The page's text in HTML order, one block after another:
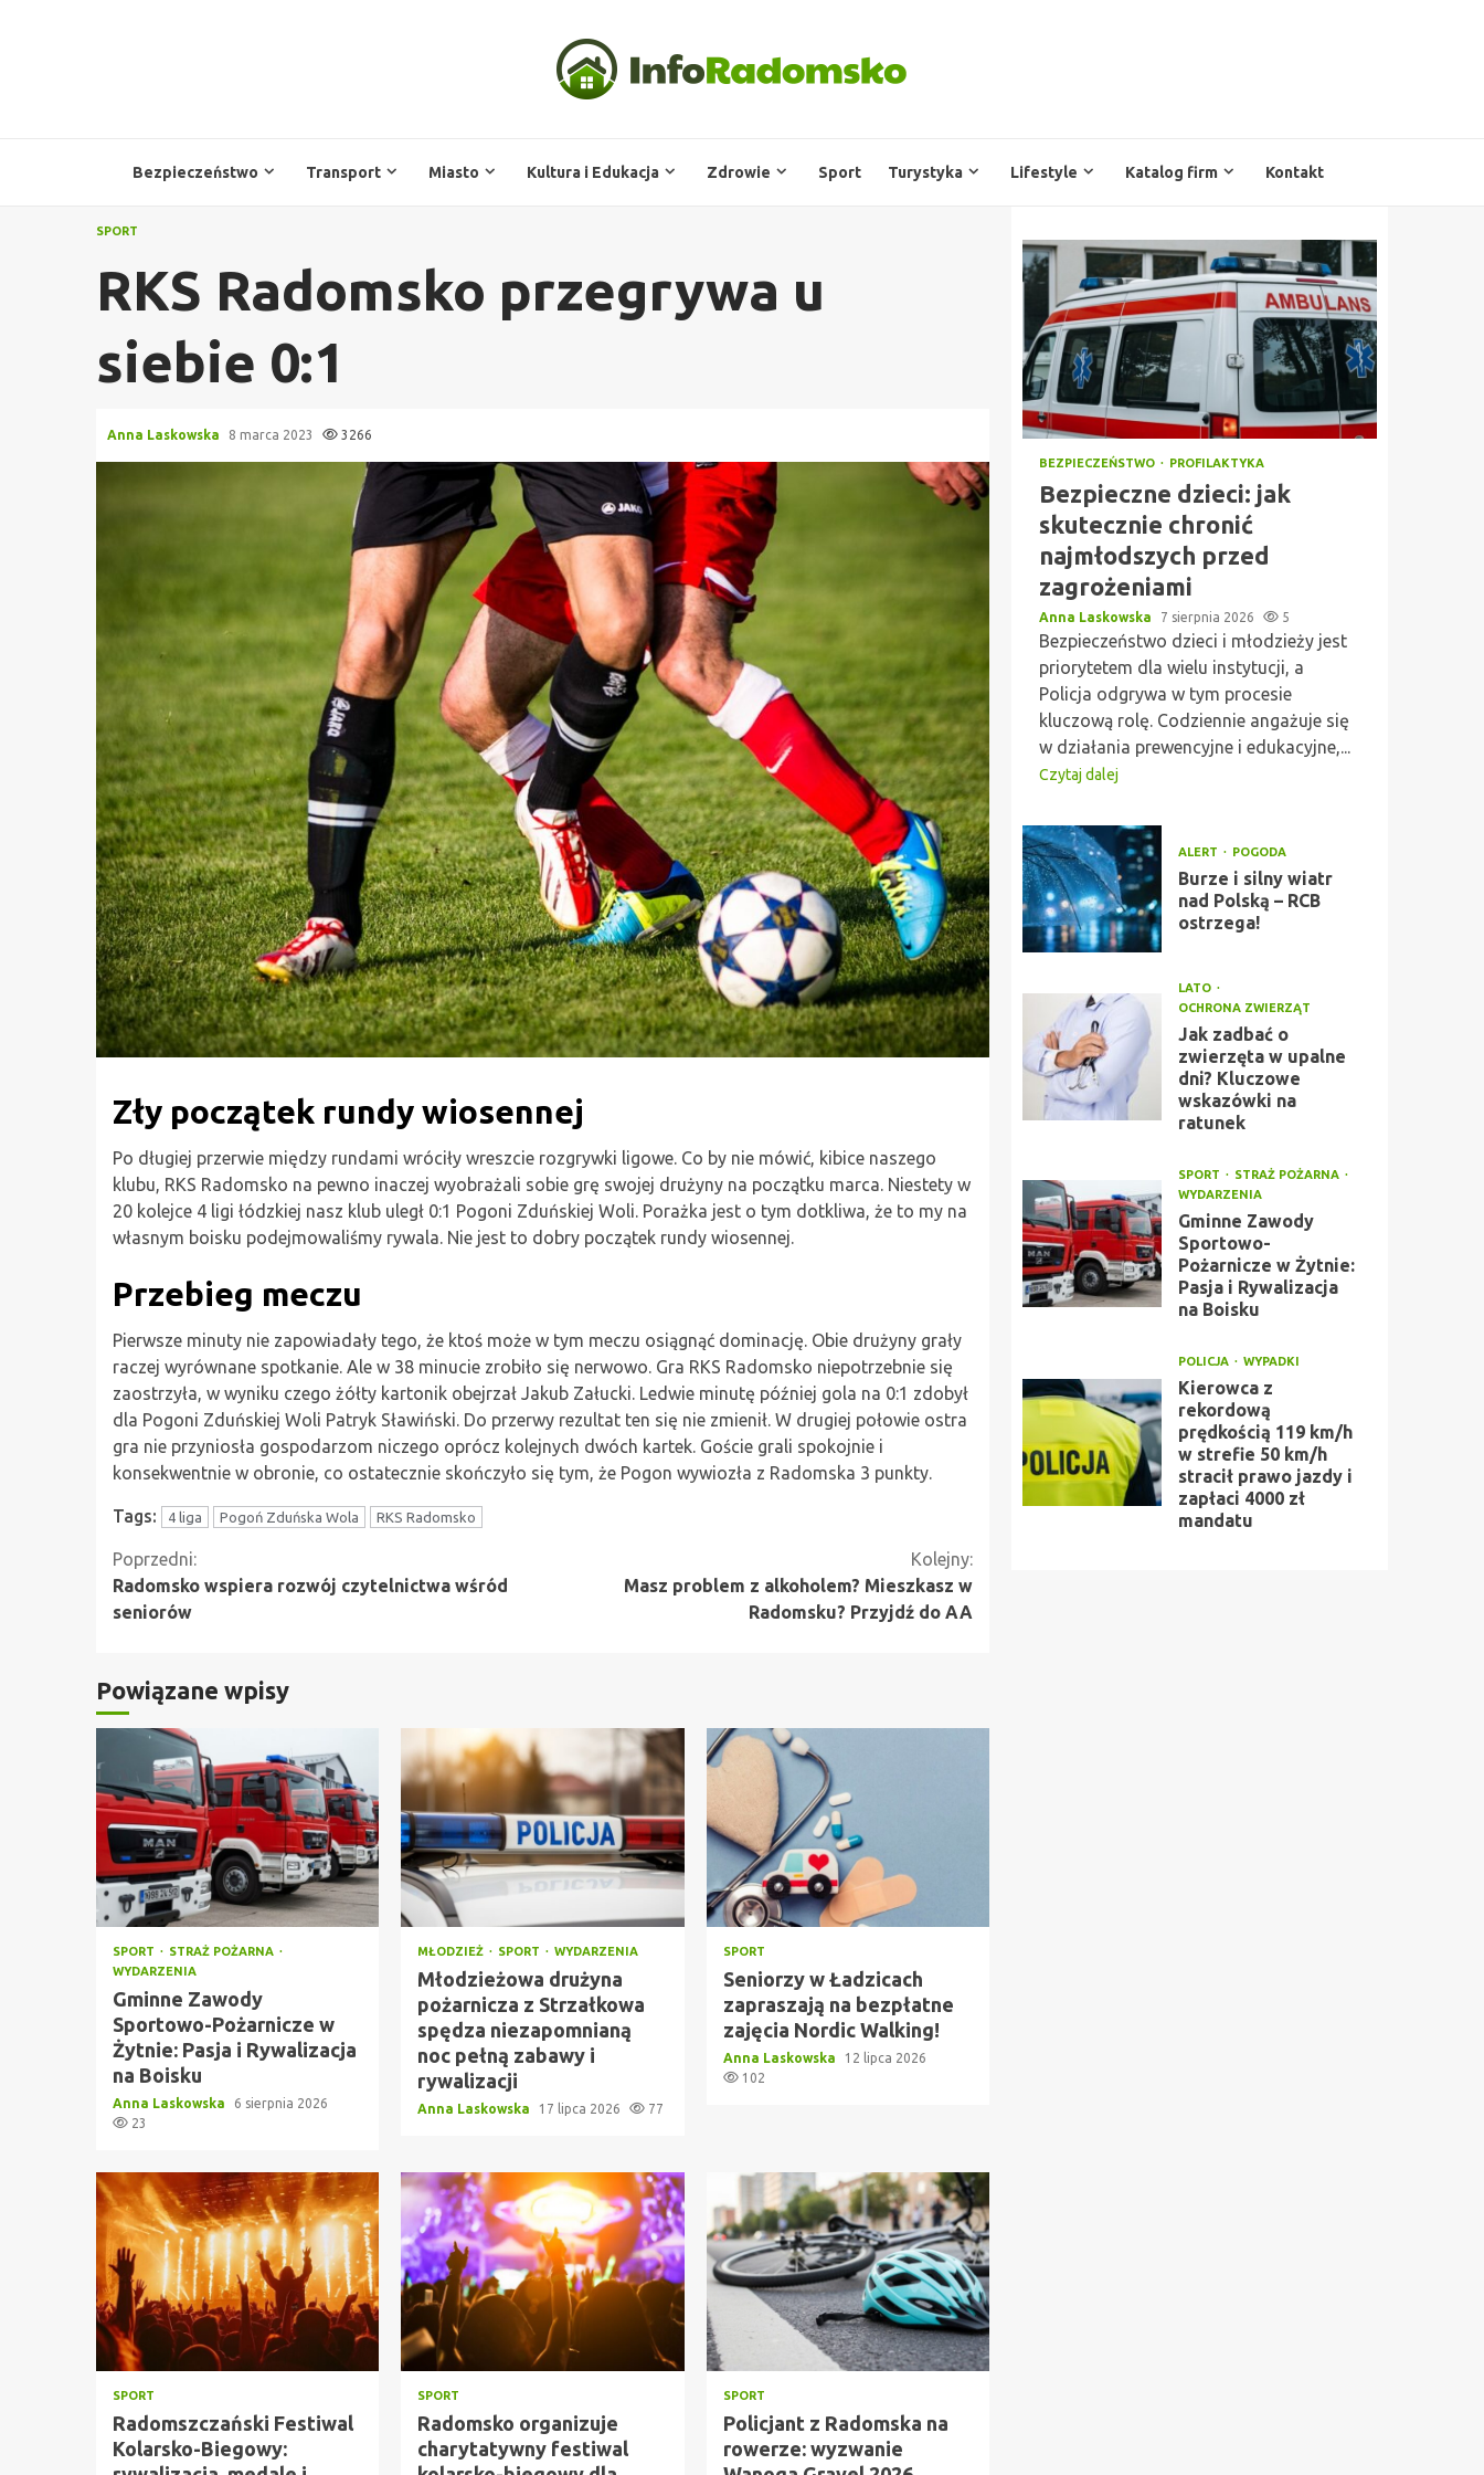
Bezpieczeństwo Transport Miasto Kultura i Edukacja Zdrowie Sport Turystyka Lifestyle Katalog firm Kontakt
SPORT
RKS Radomsko przegrywa u
siebie 0:1
Anna Laskowska 8 marca 2023 3266
Zły początek rundy wiosennej
Po długiej przerwie między rundami wróciły wreszcie rozgrywki ligowe. Co by nie mówić, kibice naszego
klubu, RKS Radomsko na pewno inaczej wyobrażali sobie grę swojej drużyny na początku marca. Niestety w
20 kolejce 4 ligi łódzkiej nasz klub uległ 0:1 Pogoni Zduńskiej Woli. Porażka jest o tym dotkliwa, że to my na
własnym boisku podejmowaliśmy rywala. Nie jest to dobry początek rundy wiosennej.
Przebieg meczu
Pierwsze minuty nie zapowiadały tego, że ktoś może w tym meczu osiągnąć dominację. Obie drużyny grały
raczej wyrównane spotkanie. Ale w 38 minucie zrobiło się nerwowo. Gra RKS Radomsko niepotrzebnie się
zaostrzyła, w wyniku czego żółty kartonik obejrzał Jakub Załucki. Ledwie minutę później gola na 0:1 zdobył
dla Pogoni Zduńskiej Woli Patryk Sławiński. Do przerwy rezultat ten się nie zmienił. W drugiej połowie ostra
gra nie przyniosła gospodarzom niczego oprócz kolejnych dwóch kartek. Goście grali spokojnie i
konsekwentnie w obronie, co ostatecznie skończyło się tym, że Pogon wywiozła z Radomska 3 punkty.
Tags: 4 liga Pogoń Zduńska Wola RKS Radomsko
Kontynuuj
czytanie
Poprzedni:
Radomsko wspiera rozwój czytelnictwa wśród
seniorów
Kolejny:
Masz problem z alkoholem? Mieszkasz w
Radomsku? Przyjdź do AA
Powiązane wpisy
SPORT
STRAŻ POŻARNA
WYDARZENIA
Gminne Zawody
Sportowo-Pożarnicze w
Żytnie: Pasja i Rywalizacja
na Boisku
Anna Laskowska
6 sierpnia 2026
23
MŁODZIEŻ SPORT WYDARZENIA
Młodzieżowa drużyna
pożarnicza z Strzałkowa
spędza niezapomnianą
noc pełną zabawy i
rywalizacji
Anna Laskowska 17 lipca 2026 77
SPORT
Seniorzy w Ładzicach
zapraszają na bezpłatne
zajęcia Nordic Walking!
Anna Laskowska
12 lipca 2026
102
SPORT
Radomszczański Festiwal
Kolarsko-Biegowy:
SPORT
Radomsko organizuje
charytatywny festiwal
SPORT
Policjant z Radomska na
rowerze: wyzwanie
BEZPIECZEŃSTWO PROFILAKTYKA
Bezpieczne dzieci: jak
skutecznie chronić
najmłodszych przed
zagrożeniami
Anna Laskowska 7 sierpnia 2026 5
Bezpieczeństwo dzieci i młodzieży jest
priorytetem dla wielu instytucji, a
Policja odgrywa w tym procesie
kluczową rolę. Codziennie angażuje się
w działania prewencyjne i edukacyjne,...
Czytaj dalej
ALERT POGODA
Burze i silny wiatr
nad Polską – RCB
ostrzega!
LATO
OCHRONA ZWIERZĄT
Jak zadbać o
zwierzęta w upalne
dni? Kluczowe
wskazówki na
ratunek
SPORT
STRAŻ POŻARNA
WYDARZENIA
Gminne Zawody
Sportowo-
Pożarnicze w Żytnie:
Pasja i Rywalizacja
na Boisku
POLICJA WYPADKI
Kierowca z
rekordową
prędkością 119 km/h
w strefie 50 km/h
stracił prawo jazdy i
zapłaci 4000 zł
mandatu